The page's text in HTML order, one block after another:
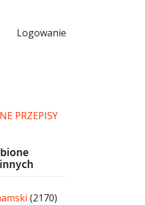
Logowanie
PRZEPISY
(2170)